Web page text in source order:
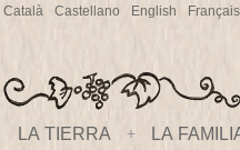
Català Castellano English Français
LA TIERRA + LA